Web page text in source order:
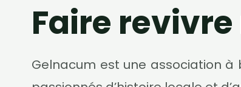
Faire
Gelnacum est une association